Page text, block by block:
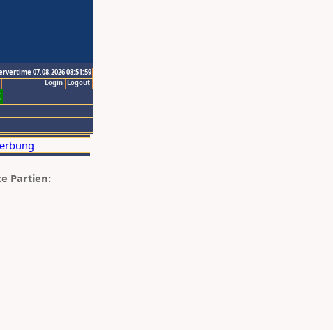
07.08.2026 08:51:59
Logout
Login
Partien: